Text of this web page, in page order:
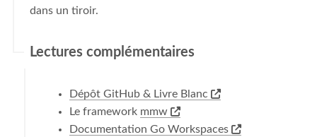
dans un tiroir.
Lectures complémentaires
Dépôt GitHub & Livre Blanc
Le framework mmw
Documentation Go Workspaces